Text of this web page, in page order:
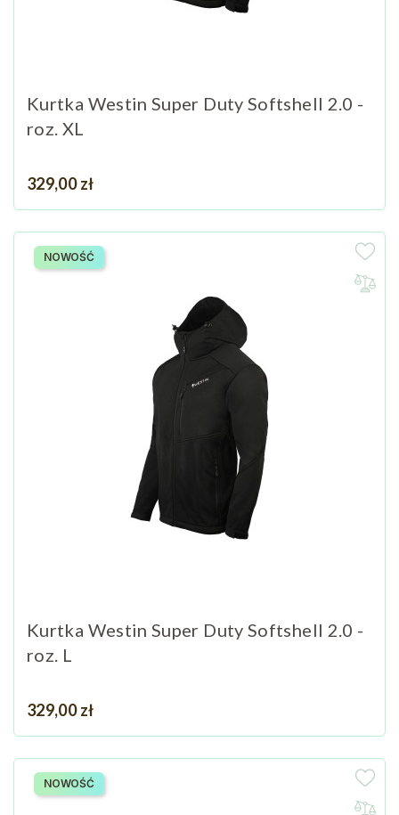
Kurtka Westin Super Duty Softshell 2.0 -
roz. XL
Cena
329,00 zł
Kurtka Westin Super Duty Softshell 2.0 -
roz. L
Cena
329,00 zł
NOWOŚĆ
NOWOŚĆ